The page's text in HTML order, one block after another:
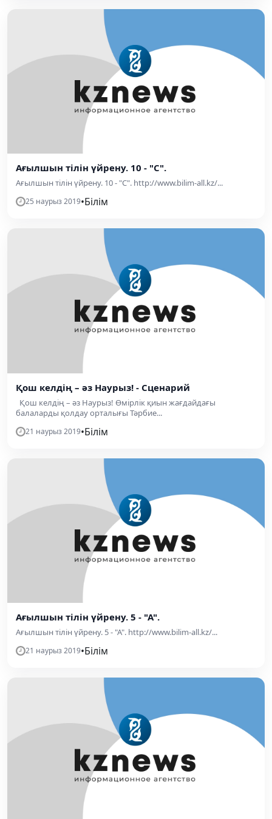
Ағылшын тілін үйрену. 10 - "C".
Ағылшын тілін үйрену. 10 - "C". http://www.bilim-all.kz/...
25 наурыз 2019•Білім
Қош келдің – әз Наурыз! - Сценарий
Қош келдің – әз Наурыз! Өмірлік қиын жағдайдағы
балаларды қолдау орталығы Тәрбие...
21 наурыз 2019•Білім
Ағылшын тілін үйрену. 5 - "А".
Ағылшын тілін үйрену. 5 - "А". http://www.bilim-all.kz/...
21 наурыз 2019•Білім